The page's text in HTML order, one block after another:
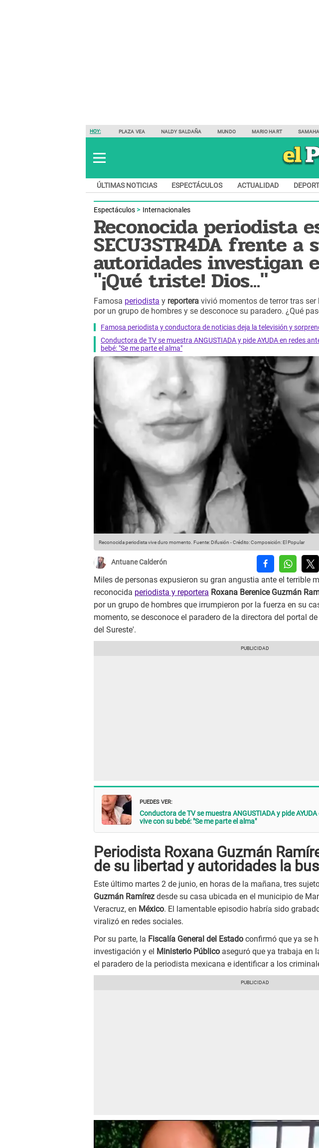
HOY: PLAZA VEA NALDY SALDAÑA MUNDO MARIO HART
ÚLTIMAS NOTICIAS ESPECTÁCULOS ACTUALIDAD
Espectáculos Internacionales
Reconocida periodista
SECU3STR4DA frente a
autoridades investigan
"¡Qué triste! Dios..."
Famosa periodista y reportera vivió momentos de terror tras
por un grupo de hombres y se desconoce su paradero. ¿Qué
Famosa periodista y conductora de noticias deja la televisión y
Conductora de TV se muestra ANGUSTIADA y pide AYUDA en redes
bebé: "Se me parte el alma"
Reconocida periodista vive duro momento. Fuente: Difusión -Crédito: Composición: El Popular
Antuane Calderón
Miles de personas expusieron su gran angustia ante el terrible
reconocida periodista y reportera Roxana Berenice Guzmán
por un grupo de hombres que irrumpieron por la fuerza en su
momento, se desconoce el paradero de la directora del portal
del Sureste'.
PUEDES VER:
Conductora de TV se muestra ANGUSTIADA y pide
vive con su bebé: "Se me parte el alma"
Periodista Roxana Guzmán
de su libertad y autoridades la
Este último martes 2 de junio, en horas de la mañana, tres
Guzmán Ramírez desde su casa ubicada en el municipio de
Veracruz, en México. El lamentable episodio habría sido
viralizó en redes sociales.
Por su parte, la Fiscalía General del Estado confirmó que ya se
investigación y el Ministerio Público aseguró que ya trabaja en
el paradero de la periodista mexicana e identificar a los